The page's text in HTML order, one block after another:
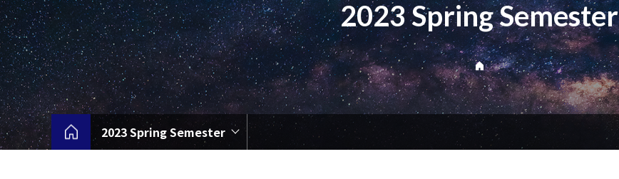
2023 Spring Semester
2023 Spring Semester